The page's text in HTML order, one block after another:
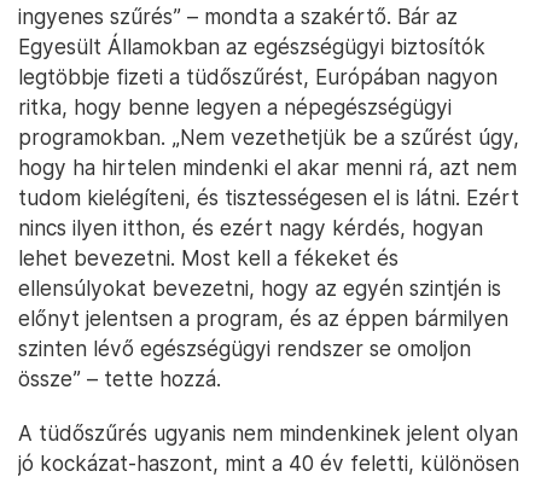
ingyenes szűrés” – mondta a szakértő. Bár az
Egyesült Államokban az egészségügyi biztosítók
legtöbbje fizeti a tüdőszűrést, Európában nagyon
ritka, hogy benne legyen a népegészségügyi
programokban. „Nem vezethetjük be a szűrést úgy,
hogy ha hirtelen mindenki el akar menni rá, azt nem
tudom kielégíteni, és tisztességesen el is látni. Ezért
nincs ilyen itthon, és ezért nagy kérdés, hogyan
lehet bevezetni. Most kell a fékeket és
ellensúlyokat bevezetni, hogy az egyén szintjén is
előnyt jelentsen a program, és az éppen bármilyen
szinten lévő egészségügyi rendszer se omoljon
össze” – tette hozzá.
A tüdőszűrés ugyanis nem mindenkinek jelent olyan
jó kockázat-haszont, mint a 40 év feletti, különösen